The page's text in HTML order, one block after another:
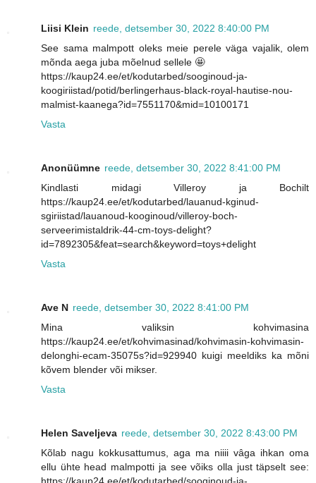
Liisi Klein reede, detsember 30, 2022 8:40:00 PM
See sama malmpott oleks meie perele väga vajalik, olem
mõnda aega juba mõelnud sellele 🤩
https://kaup24.ee/et/kodutarbed/sooginoud-ja-
koogiriistad/potid/berlingerhaus-black-royal-hautise-nou-
malmist-kaanega?id=7551170&mid=10100171
Vasta
Anonüümne reede, detsember 30, 2022 8:41:00 PM
Kindlasti midagi Villeroy ja Bochilt
https://kaup24.ee/et/kodutarbed/lauanud-kginud-
sgiriistad/lauanoud-kooginoud/villeroy-boch-
serveerimistaldrik-44-cm-toys-delight?
id=7892305&feat=search&keyword=toys+delight
Vasta
Ave N reede, detsember 30, 2022 8:41:00 PM
Mina valiksin kohvimasina
https://kaup24.ee/et/kohvimasinad/kohvimasin-kohvimasin-
delonghi-ecam-35075s?id=929940 kuigi meeldiks ka mõni
kõvem blender või mikser.
Vasta
Helen Saveljeva reede, detsember 30, 2022 8:43:00 PM
Kõlab nagu kokkusattumus, aga ma niiii vâga ihkan oma
ellu ühte head malmpotti ja see võiks olla just täpselt see: